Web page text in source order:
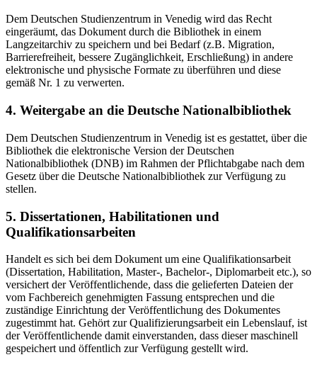
Dem Deutschen Studienzentrum in Venedig wird das Recht
eingeräumt, das Dokument durch die Bibliothek in einem
Langzeitarchiv zu speichern und bei Bedarf (z.B. Migration,
Barrierefreiheit, bessere Zugänglichkeit, Erschließung) in andere
elektronische und physische Formate zu überführen und diese
gemäß Nr. 1 zu verwerten.
4. Weitergabe an die Deutsche Nationalbibliothek
Dem Deutschen Studienzentrum in Venedig ist es gestattet, über die
Bibliothek die elektronische Version der Deutschen
Nationalbibliothek (DNB) im Rahmen der Pflichtabgabe nach dem
Gesetz über die Deutsche Nationalbibliothek zur Verfügung zu
stellen.
5. Dissertationen, Habilitationen und
Qualifikationsarbeiten
Handelt es sich bei dem Dokument um eine Qualifikationsarbeit
(Dissertation, Habilitation, Master-, Bachelor-, Diplomarbeit etc.), so
versichert der Veröffentlichende, dass die gelieferten Dateien der
vom Fachbereich genehmigten Fassung entsprechen und die
zuständige Einrichtung der Veröffentlichung des Dokumentes
zugestimmt hat. Gehört zur Qualifizierungsarbeit ein Lebenslauf, ist
der Veröffentlichende damit einverstanden, dass dieser maschinell
gespeichert und öffentlich zur Verfügung gestellt wird.